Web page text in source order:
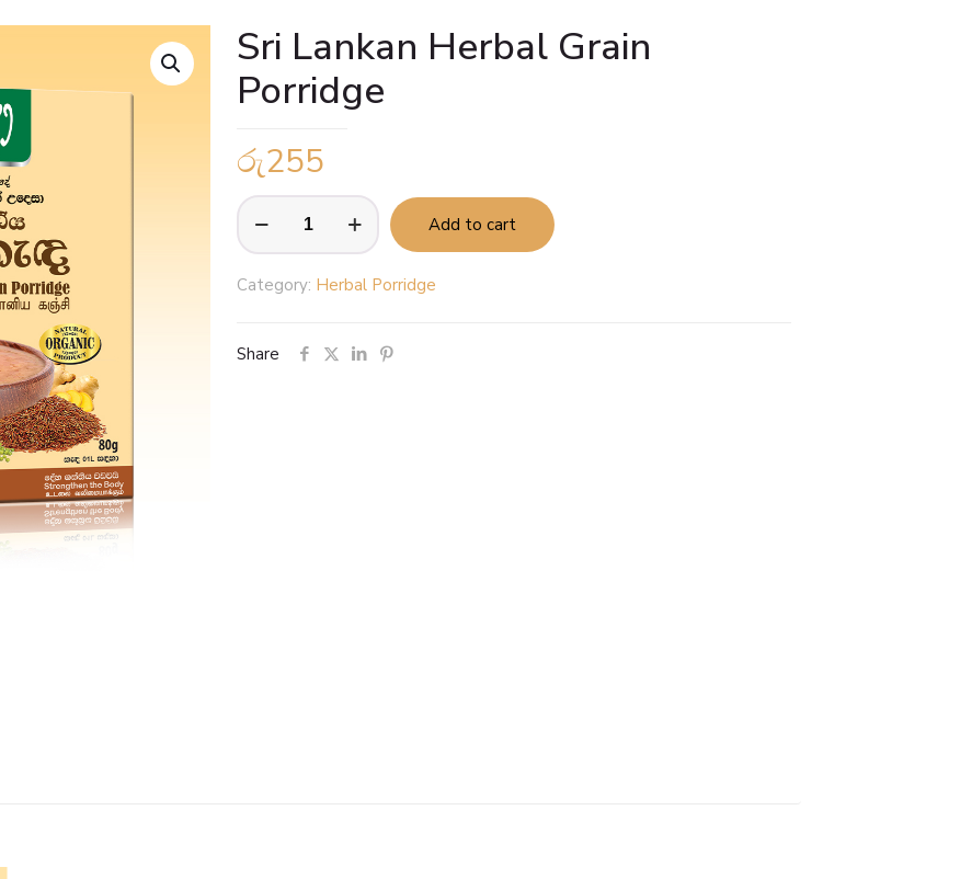
Sri Lankan Herbal Grain
Porridge
රු255
Sri
Lankan
Grain
quantity
Add to cart
Category: Herbal Porridge
Share